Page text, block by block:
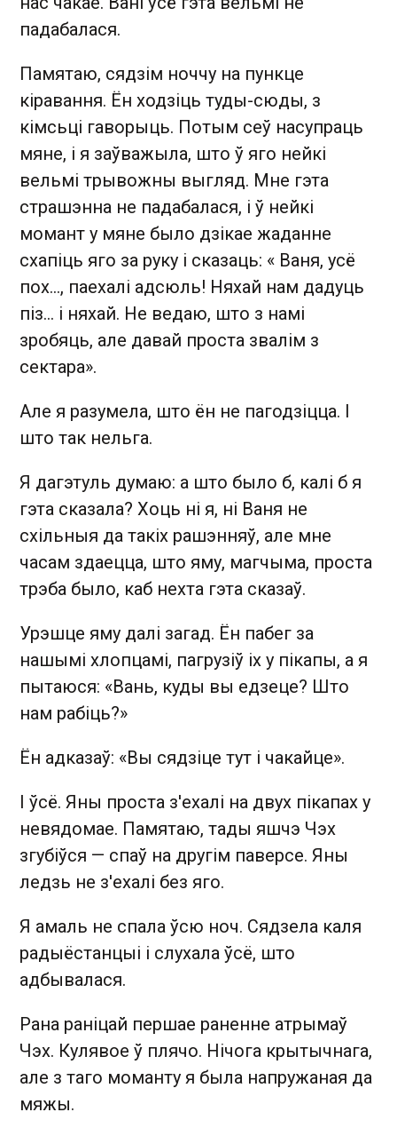
падабалася.
Памятаю, сядзім ноччу на пункце
кіравання. Ён ходзіць туды-сюды, з
кімсьці гаворыць. Потым сеў насупраць
мяне, і я заўважыла, што ў яго нейкі
вельмі трывожны выгляд. Мне гэта
страшэнна не падабалася, і ў нейкі
момант у мяне было дзікае жаданне
схапіць яго за руку і сказаць: « Ваня, усё
пох..., паехалі адсюль! Няхай нам дадуць
піз... і няхай. Не ведаю, што з намі
зробяць, але давай проста звалім з
сектара».
Але я разумела, што ён не пагодзіцца. І
што так нельга.
Я дагэтуль думаю: а што было б, калі б я
гэта сказала? Хоць ні я, ні Ваня не
схільныя да такіх рашэнняў, але мне
часам здаецца, што яму, магчыма, проста
трэба было, каб нехта гэта сказаў.
Урэшце яму далі загад. Ён пабег за
нашымі хлопцамі, пагрузіў іх у пікапы, а я
пытаюся: «Вань, куды вы едзеце? Што
нам рабіць?»
Ён адказаў: «Вы сядзіце тут і чакайце».
І ўсё. Яны проста з'ехалі на двух пікапах у
невядомае. Памятаю, тады яшчэ Чэх
згубіўся — спаў на другім паверсе. Яны
ледзь не з'ехалі без яго.
Я амаль не спала ўсю ноч. Сядзела каля
радыёстанцыі і слухала ўсё, што
адбывалася.
Рана раніцай першае раненне атрымаў
Чэх. Кулявое ў плячо. Нічога крытычнага,
але з таго моманту я была напружаная да
мяжы.